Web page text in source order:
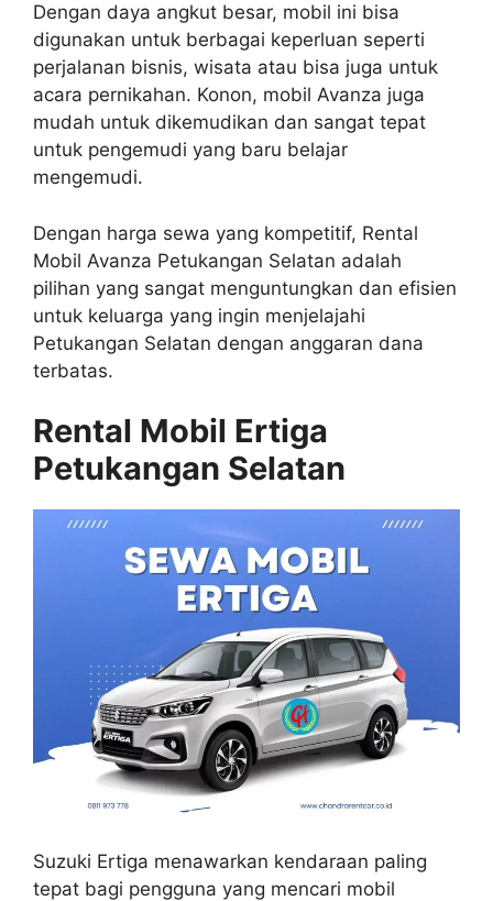
Dengan daya angkut besar, mobil ini bisa
digunakan untuk berbagai keperluan seperti
perjalanan bisnis, wisata atau bisa juga untuk
acara pernikahan. Konon, mobil Avanza juga
mudah untuk dikemudikan dan sangat tepat
untuk pengemudi yang baru belajar
mengemudi.
Dengan harga sewa yang kompetitif, Rental
Mobil Avanza Petukangan Selatan adalah
pilihan yang sangat menguntungkan dan efisien
untuk keluarga yang ingin menjelajahi
Petukangan Selatan dengan anggaran dana
terbatas.
Rental Mobil Ertiga
Petukangan Selatan
Suzuki Ertiga menawarkan kendaraan paling
tepat bagi pengguna yang mencari mobil